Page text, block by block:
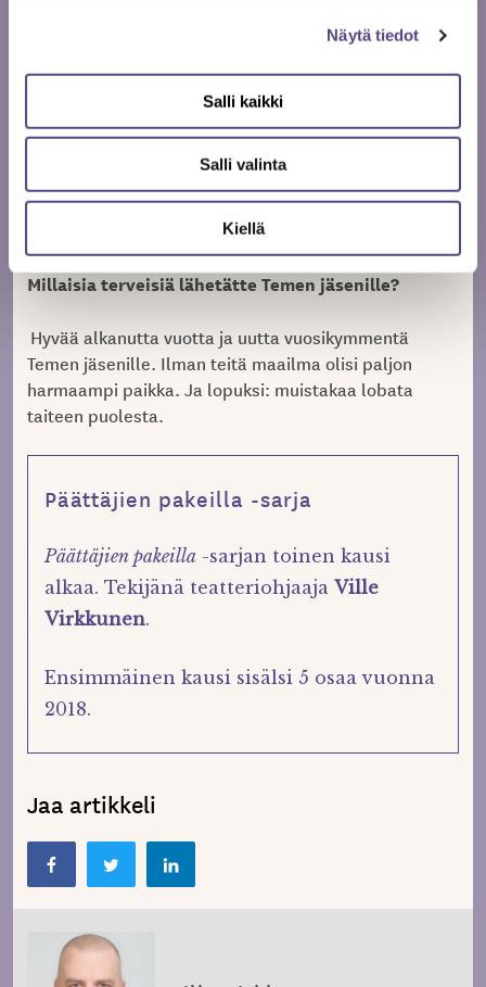
Näytä tiedot
Salli kaikki
Salli valinta
Kiellä
Meidän tulee mahdollistaa se, että kaikilla olisi
mahdollisuus nauttia taiteesta jo lapsena. Taiteeseen
kasvamisen pitää alkaa jo varhain ja
varhaiskasvatussuunnitelmien sisältöjä mietittäessä
tulee nostaa esiin jokaisen lapsen oikeus
monipuoliseen kulttuuriin, taide-elämyksiin ja
taidekasvatukseen niin vastaanottajina kuin
tekijöinäkin. Samalla toivotamme tervetulleeksi
taidepedagogit ja taiteilijat myös päiväkoteihin.
Millaisia terveisiä lähetätte Temen jäsenille?
Hyvää alkanutta vuotta ja uutta vuosikymmentä
Temen jäsenille. Ilman teitä maailma olisi paljon
harmaampi paikka. Ja lopuksi: muistakaa lobata
taiteen puolesta.
Päättäjien pakeilla -sarja
Päättäjien pakeilla-sarjan toinen kausi
alkaa. Tekijänä teatteriohjaaja Ville
Virkkunen.
Ensimmäinen kausi sisälsi 5 osaa vuonna
2018.
Jaa artikkeli